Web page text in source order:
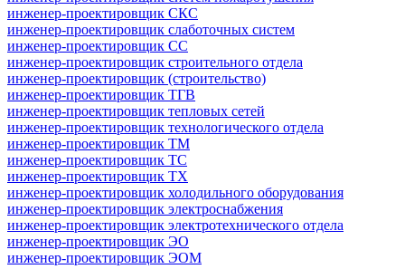
инженер-проектировщик СКС
инженер-проектировщик слаботочных систем
инженер-проектировщик СС
инженер-проектировщик строительного отдела
инженер-проектировщик (строительство)
инженер-проектировщик ТГВ
инженер-проектировщик тепловых сетей
инженер-проектировщик технологического отдела
инженер-проектировщик ТМ
инженер-проектировщик ТС
инженер-проектировщик ТХ
инженер-проектировщик холодильного оборудования
инженер-проектировщик электроснабжения
инженер-проектировщик электротехнического отдела
инженер-проектировщик ЭО
инженер-проектировщик ЭОМ